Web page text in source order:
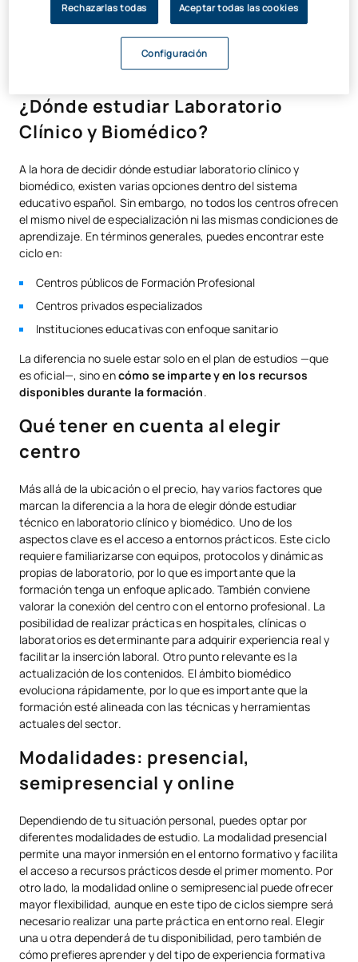
Normativa sanitaria y control de calidad
Se trata de una formación técnica, donde no solo importa la
teoría, sino la capacidad de aplicar procedimientos con rigor
en un entorno profesional.
¿Dónde estudiar Laboratorio
Clínico y Biomédico?
A la hora de decidir dónde estudiar laboratorio clínico y
biomédico, existen varias opciones dentro del sistema
educativo español. Sin embargo, no todos los centros ofrecen
el mismo nivel de especialización ni las mismas condiciones de
aprendizaje. En términos generales, puedes encontrar este
ciclo en:
Centros públicos de Formación Profesional
Centros privados especializados
Instituciones educativas con enfoque sanitario
La diferencia no suele estar solo en el plan de estudios —que
es oficial—, sino encómo se imparte y en los recursos
disponibles durante la formación.
Qué tener en cuenta al elegir
centro
Más allá de la ubicación o el precio, hay varios factores que
marcan la diferencia a la hora de elegir dónde estudiar
técnico en laboratorio clínico y biomédico. Uno de los
aspectos clave es el acceso a entornos prácticos. Este ciclo
requiere familiarizarse con equipos, protocolos y dinámicas
propias de laboratorio, por lo que es importante que la
formación tenga un enfoque aplicado. También conviene
valorar la conexión del centro con el entorno profesional. La
posibilidad de realizar prácticas en hospitales, clínicas o
laboratorios es determinante para adquirir experiencia real y
facilitar la inserción laboral. Otro punto relevante es la
actualización de los contenidos. El ámbito biomédico
evoluciona rápidamente, por lo que es importante que la
formación esté alineada con las técnicas y herramientas
actuales del sector.
Modalidades: presencial,
semipresencial y online
Dependiendo de tu situación personal, puedes optar por
diferentes modalidades de estudio. La modalidad presencial
permite una mayor inmersión en el entorno formativo y facilita
el acceso a recursos prácticos desde el primer momento. Por
otro lado, la modalidad online o semipresencial puede ofrecer
mayor flexibilidad, aunque en este tipo de ciclos siempre será
necesario realizar una parte práctica en entorno real. Elegir
una u otra dependerá de tu disponibilidad, pero también de
cómo prefieres aprender y del tipo de experiencia formativa
Rechazarlas todas Aceptar todas las cookies
Configuración